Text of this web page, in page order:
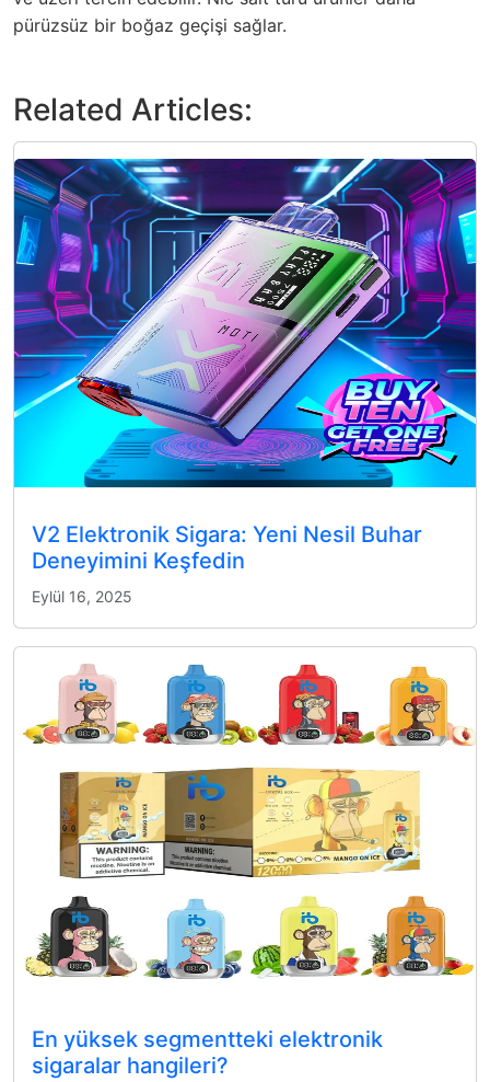
pürüzsüz bir boğaz geçişi sağlar.
Related Articles:
V2 Elektronik Sigara: Yeni Nesil Buhar
Deneyimini Keşfedin
Eylül 16, 2025
En yüksek segmentteki elektronik
sigaralar hangileri?